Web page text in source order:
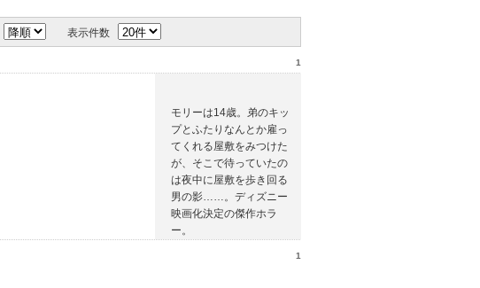
表示件数
1
モリーは14歳。弟のキッ
プとふたりなんとか雇っ
てくれる屋敷をみつけた
が、そこで待っていたの
は夜中に屋敷を歩き回る
男の影……。ディズニー
映画化決定の傑作ホラ
ー。
1